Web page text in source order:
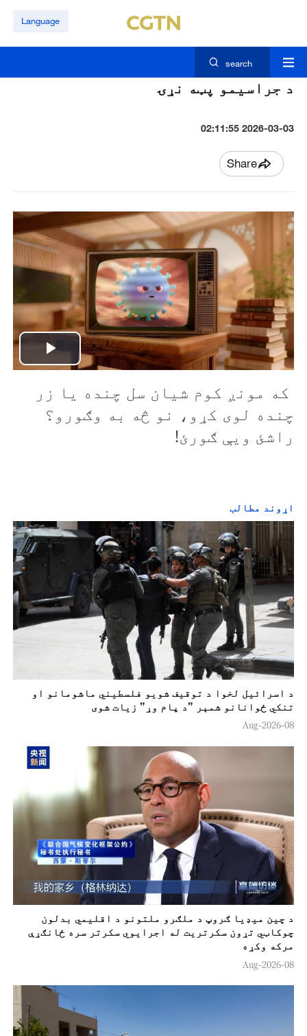
Language
search
د جراسیمو پټه نړۍ
2026-03-03 02:11:55
Share
P
l
a
i
d
e
o
که مونږ کوم شيان سل چنده يا زر
چنده لوی کړو،
نو څه به وګورو؟
راشئ ويې ګورئ!
اړوند مطالب
د اسرائيل لخوا د توقيف شویو فلسطیني ماشومانو او
تنکي ځوانانو شمېر "د پام وړ" زیات شوی
08-Aug-2026
د چين ميډيا ګروپ د ملګرو ملتونو د اقلیمي بدلون
چوکاټي تړون سکرتريت له اجرایوي سکرتر سره ځانګړې
مرکه وکړه
08-Aug-2026